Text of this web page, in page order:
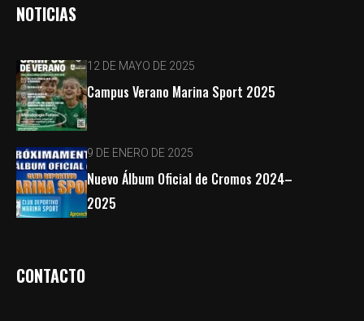
NOTICIAS
12 DE MAYO DE 2025
Campus Verano Marina Sport 2025
9 DE ENERO DE 2025
Nuevo Álbum Oficial de Cromos 2024–
2025
CONTACTO